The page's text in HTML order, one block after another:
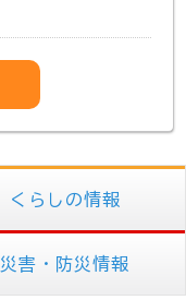
くらしの情報
災害・防災情報